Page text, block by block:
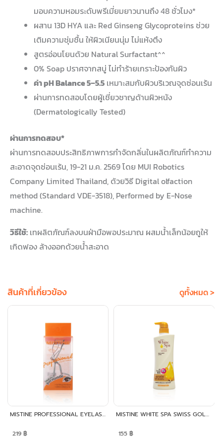
มอบความหอมระดับพรีเมี่ยมยาวนานถึง 48 ชั่วโมง*
ผสาน 13D HYA และ Red Ginseng Glycoproteins ช่วย
เติมความชุ่มชื้น ให้ผิวเนียนนุ่ม ไม่แห้งตึง
สูตรอ่อนโยนด้วย Natural Surfactant^^
0% Soap ปราศจากสบู่ ไม่ทำร้ายเกราะป้องกันผิว
ค่า pH Balance 5–5.5 เหมาะสมกับผิวบริเวณจุดซ่อนเร้น
ผ่านการทดสอบโดยผู้เชี่ยวชาญด้านผิวหนัง
(Dermatologically Tested)
ผ่านการทดสอบ*
ผ่านการทดสอบประสิทธิภาพการกำจัดกลิ่นในผลิตภัณฑ์ทำความ
สะอาดจุดซ่อนเร้น, 19-21 ม.ค. 2569 โดย MUI Robotics
Company Limited Thailand, ด้วยวิธี Digital olfaction
method (Standard VDE-3518), Performed by E-Nose
machine.
วิธีใช้: เทผลิตภัณฑ์ลงบนฝ่ามือพอประมาณ ผสมน้ำเล็กน้อยถูให้
เกิดฟอง ล้างออกด้วยน้ำสะอาด
สินค้าที่เกี่ยวข้อง ดูทั้งหมด >
MISTINE PROFESSIONAL EYELASH CURLER
219 ฿
MISTINE WHITE SPA SWISS GOLD SERUM LOTION
155฿